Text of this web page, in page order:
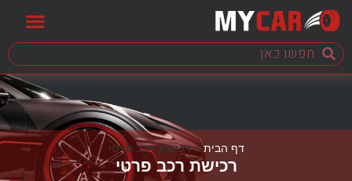
דף הבית»רכישת רכב פרטי
רכישת רכב פרטי